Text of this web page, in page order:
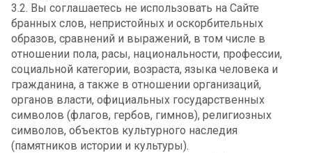
3.2. Вы соглашаетесь не использовать на Сайте
бранных слов, непристойных и оскорбительных
образов, сравнений и выражений, в том числе в
отношении пола, расы, национальности, профессии,
социальной категории, возраста, языка человека и
гражданина, а также в отношении организаций,
органов власти, официальных государственных
символов (флагов, гербов, гимнов), религиозных
символов, объектов культурного наследия
(памятников истории и культуры).